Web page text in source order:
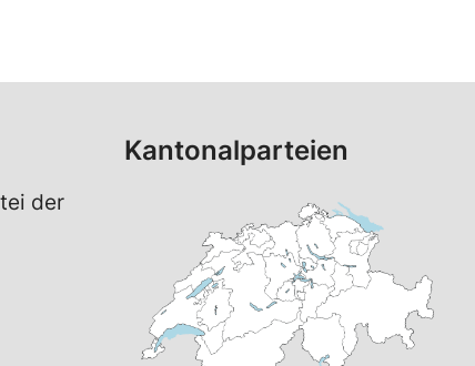
der
Kantonalparteien